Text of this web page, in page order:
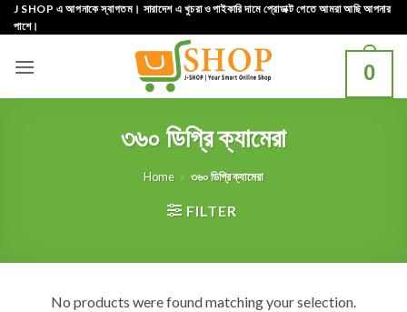
Skip
to
J SHOP এ আপনাকে স্বাগতম। সারাদেশ এ খুচরা ও পাইকারি দামে প্রোডাক্ট পেতে আমরা আছি আপনার
পাশে।
0
৩৬০ ডিগ্রি ক্যামেরা
Home » ৩৬০ ডিগ্রি ক্যামেরা
FILTER
No products were found matching your selection.